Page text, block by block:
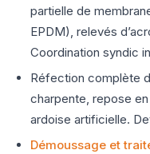
partielle de
EPDM), relevés
Coordination syndic
Réfection complète
charpente, repose
ardoise artificielle.
Démoussage et